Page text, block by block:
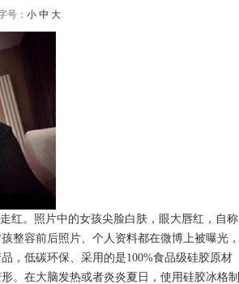
号： 小 中 大
红。照片中的女孩尖脸白肤，眼大唇红，自称
整容前后照片、个人资料都在微博上被曝光，
，低碳环保、采用的是100%食品级硅胶原材
。在大脑发热或者炎炎夏日，使用硅胶冰格制